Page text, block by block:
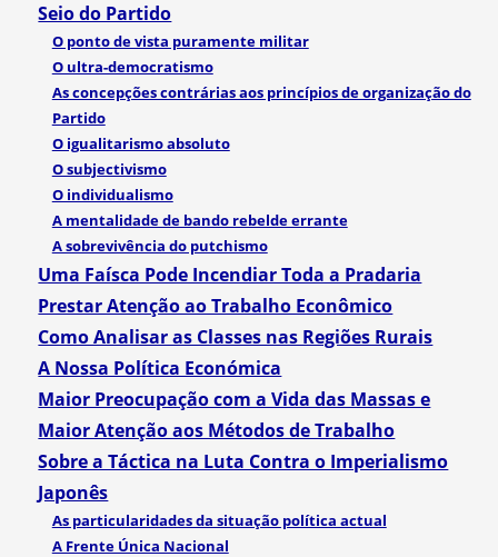
Seio do Partido
O ponto de vista puramente militar
O ultra-democratismo
As concepções contrárias aos princípios de organização do
Partido
O igualitarismo absoluto
O subjectivismo
O individualismo
A mentalidade de bando rebelde errante
A sobrevivência do putchismo
Uma Faísca Pode Incendiar Toda a Pradaria
Prestar Atenção ao Trabalho Econômico
Como Analisar as Classes nas Regiões Rurais
A Nossa Política Económica
Maior Preocupação com a Vida das Massas e
Maior Atenção aos Métodos de Trabalho
Sobre a Táctica na Luta Contra o Imperialismo
Japonês
As particularidades da situação política actual
A Frente Única Nacional